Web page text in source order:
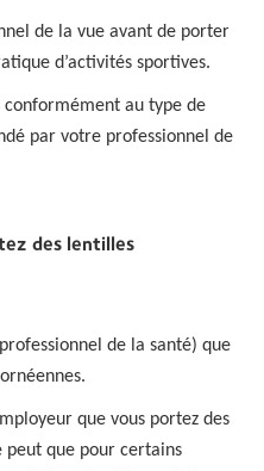
de la vue avant de porter
d’activités sportives.
au type de
par votre professionnel de
des lentilles
de la santé) que
que vous portez des
peut que pour certains